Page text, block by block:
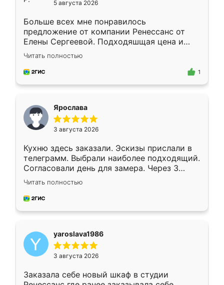
5 августа 2026
Больше всех мне понравилось
предложение от компании Ренессанс от
Елены Сергеевой. Подходяшщая цена и
короткие сроки изготовления. Приехавший
для замера сотрудник Владислав
предложил по моему эскизу самый
Читать полностью
1
Ярослава
3 августа 2026
Кухню здесь заказали. Эскизы прислали в
телеграмм. Выбрали наиболее подходящий.
Согласовали день для замера. Через 3
недели кухня была уже готова. Остались
довольны работой. Спасибо Ренессанс
мебель за качественную работу!
Читать полностью
yaroslava1986
3 августа 2026
Заказала себе новый шкаф в студии